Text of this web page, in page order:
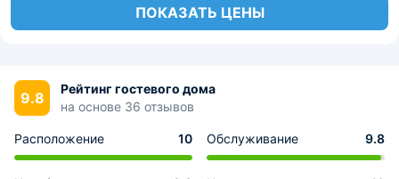
ПОКАЗАТЬ ЦЕНЫ
9.8
Рейтинг гостевого дома
на основе 36 отзывов
Расположение 10 Обслуживание 9.8